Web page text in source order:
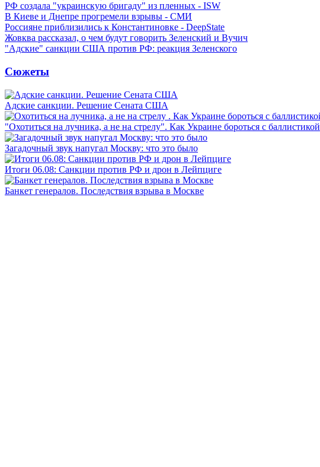
РФ создала "украинскую бригаду" из пленных - ISW
В Киеве и Днепре прогремели взрывы - СМИ
Россияне приблизились к Константиновке - DeepState
Жовква рассказал, о чем будут говорить Зеленский и Вучич
"Адские" санкции США против РФ: реакция Зеленского
Сюжеты
Адские санкции. Решение Сената США
"Охотиться на лучника, а не на стрелу". Как Украине бороться с баллистикой
Загадочный звук напугал Москву: что это было
Итоги 06.08: Санкции против РФ и дрон в Лейпциге
Банкет генералов. Последствия взрыва в Москве